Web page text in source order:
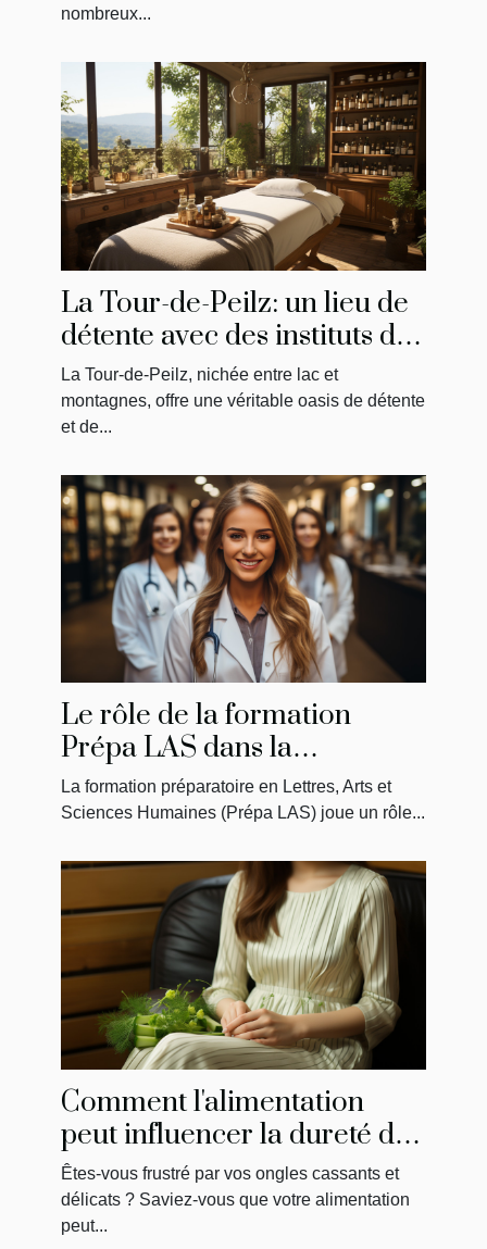
nombreux...
La Tour-de-Peilz: un lieu de
détente avec des instituts de
massage uniques
La Tour-de-Peilz, nichée entre lac et
montagnes, offre une véritable oasis de détente
et de...
Le rôle de la formation
Prépa LAS dans la
préparation des étudiants en
médecine
La formation préparatoire en Lettres, Arts et
Sciences Humaines (Prépa LAS) joue un rôle...
Comment l'alimentation
peut influencer la dureté de
vos ongles
Êtes-vous frustré par vos ongles cassants et
délicats ? Saviez-vous que votre alimentation
peut...